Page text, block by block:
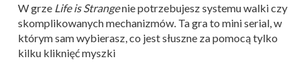
W grze Life is Strangenie potrzebujesz systemu walki czy
skomplikowanych mechanizmów. Ta gra to mini serial, w
którym sam wybierasz, co jest słuszne za pomocą tylko
kilku kliknięć myszki